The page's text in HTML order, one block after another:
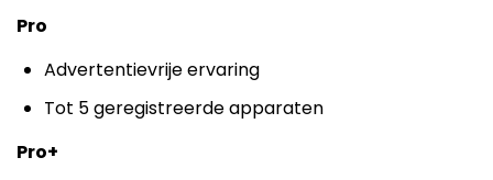
Pro
Advertentievrije ervaring
Tot 5 geregistreerde apparaten
Pro+